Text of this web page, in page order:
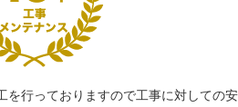
を行っておりますので工事に対しての安